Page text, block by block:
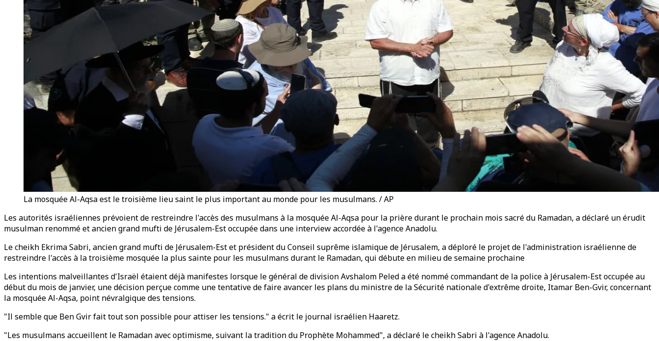
La mosquée Al-Aqsa est le troisième lieu saint le plus important au monde pour les musulmans. / AP
Les autorités israéliennes prévoient de restreindre l'accès des musulmans à la mosquée Al-Aqsa pour la prière durant le prochain mois sacré du Ramadan, a déclaré un érudit
musulman renommé et ancien grand mufti de Jérusalem-Est occupée dans une interview accordée à l'agence Anadolu.
Le cheikh Ekrima Sabri, ancien grand mufti de Jérusalem-Est et président du Conseil suprême islamique de Jérusalem, a déploré le projet de l'administration israélienne de
restreindre l'accès à la troisième mosquée la plus sainte pour les musulmans durant le Ramadan, qui débute en milieu de semaine prochaine
Les intentions malveillantes d'Israël étaient déjà manifestes lorsque le général de division Avshalom Peled a été nommé commandant de la police à Jérusalem-Est occupée au
début du mois de janvier, une décision perçue comme une tentative de faire avancer les plans du ministre de la Sécurité nationale d'extrême droite, Itamar Ben-Gvir, concernant
la mosquée Al-Aqsa, point névralgique des tensions.
"Il semble que Ben Gvir fait tout son possible pour attiser les tensions." a écrit le journal israélien Haaretz.
"Les musulmans accueillent le Ramadan avec optimisme, suivant la tradition du Prophète Mohammed", a déclaré le cheikh Sabri à l'agence Anadolu.